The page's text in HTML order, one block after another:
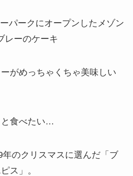
がめっちゃくちゃ美味しい
と食べたい…
のクリスマスに選んだ「ブ
ス」。